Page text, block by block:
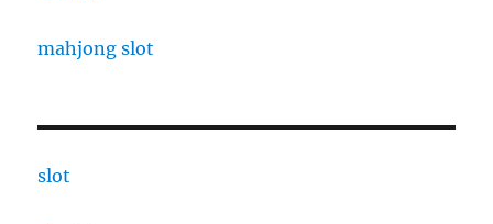
mahjong slot
slot